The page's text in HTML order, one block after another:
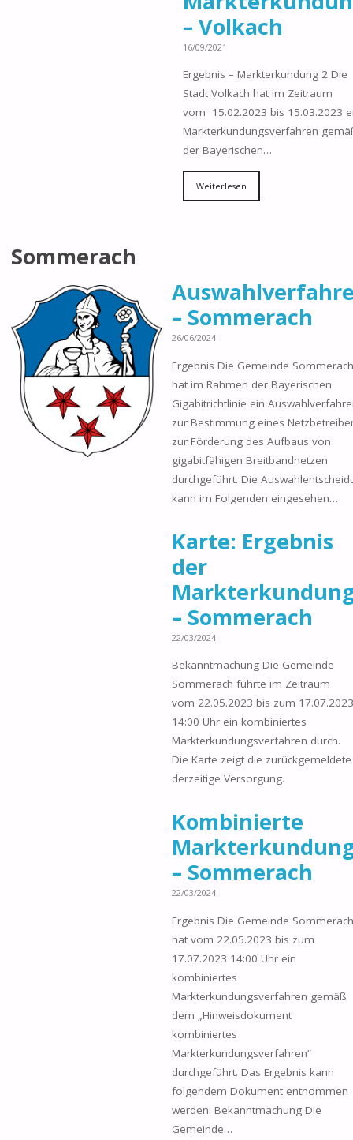
– Volkach
16/09/2021
Ergebnis – Markterkundung 2 Die
Stadt Volkach hat im Zeitraum
vom 15.02.2023 bis 15.03.2023
Markterkundungsverfahren
der Bayerischen…
Weiterlesen
Sommerach
– Sommerach
26/06/2024
Ergebnis Die Gemeinde Sommerach
hat im Rahmen der Bayerischen
Gigabitrichtlinie ein
zur Bestimmung eines
zur Förderung des Aufbaus von
gigabitfähigen Breitbandnetzen
durchgeführt. Die
kann im Folgenden eingesehen…
Karte: Ergebnis
der
– Sommerach
22/03/2024
Bekanntmachung Die Gemeinde
Sommerach führte im Zeitraum
vom 22.05.2023 bis zum 17.07.2023
14:00 Uhr ein kombiniertes
Markterkundungsverfahren durch.
Die Karte zeigt die zurückgemeldete
derzeitige Versorgung.
Kombinierte
– Sommerach
22/03/2024
Ergebnis Die Gemeinde Sommerach
hat vom 22.05.2023 bis zum
17.07.2023 14:00 Uhr ein
kombiniertes
Markterkundungsverfahren gemäß
dem „Hinweisdokument
kombiniertes
Markterkundungsverfahren“
durchgeführt. Das Ergebnis kann
folgendem Dokument entnommen
werden: Bekanntmachung Die
Gemeinde…